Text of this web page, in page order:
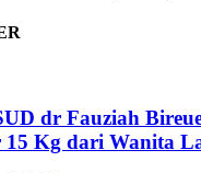
dr Fauziah
Kg dari Wanita